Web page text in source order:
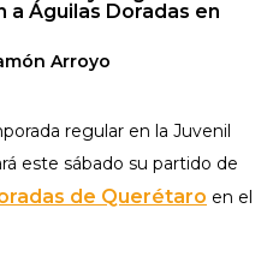
Águilas Doradas en
Arroyo
regular en la Juvenil
este sábado su partido de
de Querétaro en el